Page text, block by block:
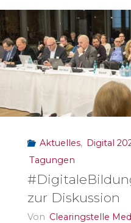
Aktuelles, Digital
Tagungen
zur Diskussion
Von Clearingstelle